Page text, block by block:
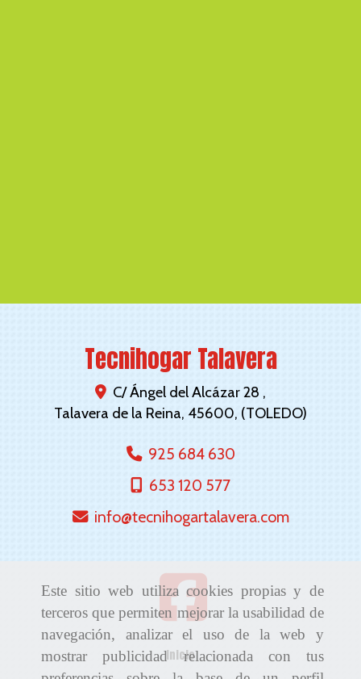
Este sitio web utiliza cookies propias y de
terceros que permiten mejorar la usabilidad de
navegación, analizar el uso de la web y
mostrar publicidad relacionada con tus
Tecnihogar Talavera
C/ Ángel del Alcázar 28 ,
Talavera de la Reina, 45600, (TOLEDO)
925 684 630
653 120 577
info
tecnihogartalavera.com
Inicio